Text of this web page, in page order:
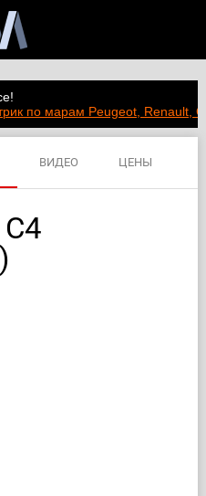
по марам Peugeot, Renault,
ВИДЕО ЦЕНЫ